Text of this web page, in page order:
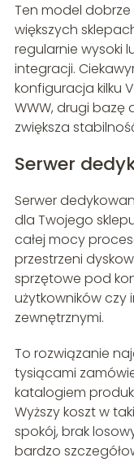
Ten model
większych
regularnie wysoki
integracji.
konfiguracja kilku
WWW, drugi bazę
zwiększa
Serwer
Serwer
dla Twojego
całej mocy
przestrzeni
sprzętowe pod
użytkowników czy
zewnętrznymi.
To rozwiązanie
tysiącami
katalogiem
Wyższy koszt w
spokój, brak
bardzo